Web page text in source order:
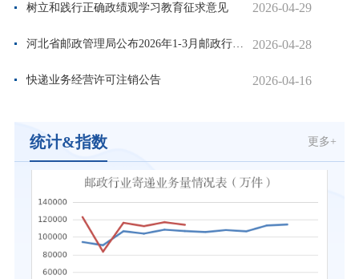
树立和践行正确政绩观学习教育征求意见 2026-04-29
河北省邮政管理局公布2026年1-3月邮政行业运行情况 2026-04-28
快递业务经营许可注销公告 2026-04-16
统计&指数 更多+